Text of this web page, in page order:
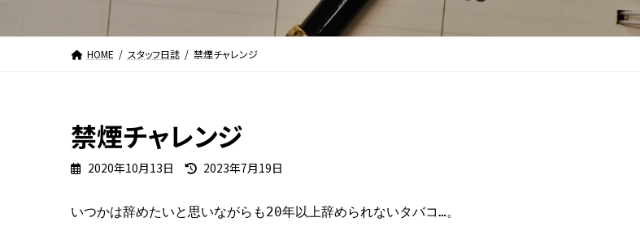
HOME スタッフ日誌 禁煙チャレンジ
禁煙チャレンジ
2020年10月13日
最
新
2023年7月19日
いつかは辞めたいと思いながらも20年以上辞められないタバコ…。